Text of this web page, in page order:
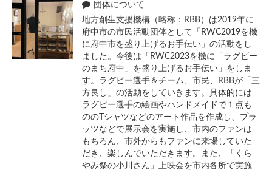
団体について
地方創生支援機構（略称：RBB）は2019年に
府中市の市民活動団体として「RWC2019を機
に府中市を盛り上げるお手伝い」の活動をし
ました。今後は「RWC2023を機に「ラグビー
のまち府中」を盛り上げるお手伝い」をしま
す。ラグビー選手＆チーム、市民、RBBが「三
方良し」の活動をしていきます。具体的には
ラグビー選手の絵画やハンドメイドで１点も
ののTシャツなどのアート作品を作成し、プラ
ッツなどで展示会を実施し、市内のファンは
もちろん、市外からもファンに来場していた
だき、楽しんでいただきます。また、「くら
やみ祭の小川さん」上映会を市内各所で実施